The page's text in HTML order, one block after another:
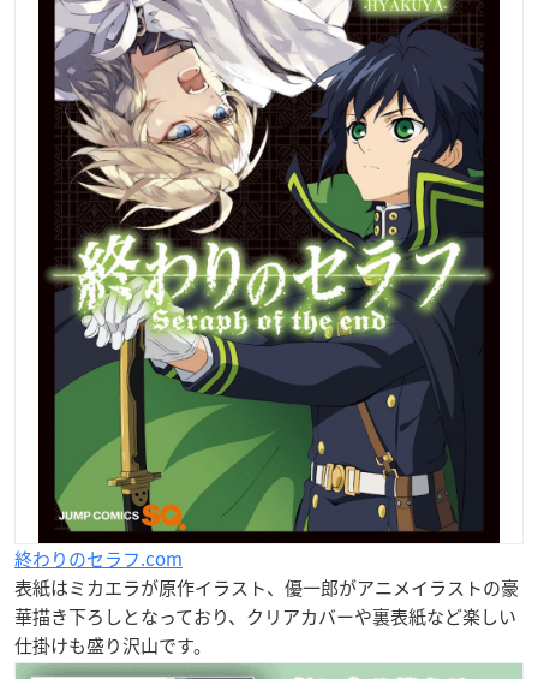
終わりのセラフ.com
表紙はミカエラが原作イラスト、優一郎がアニメイラストの豪
華描き下ろしとなっており、クリアカバーや裏表紙など楽しい
仕掛けも盛り沢山です。